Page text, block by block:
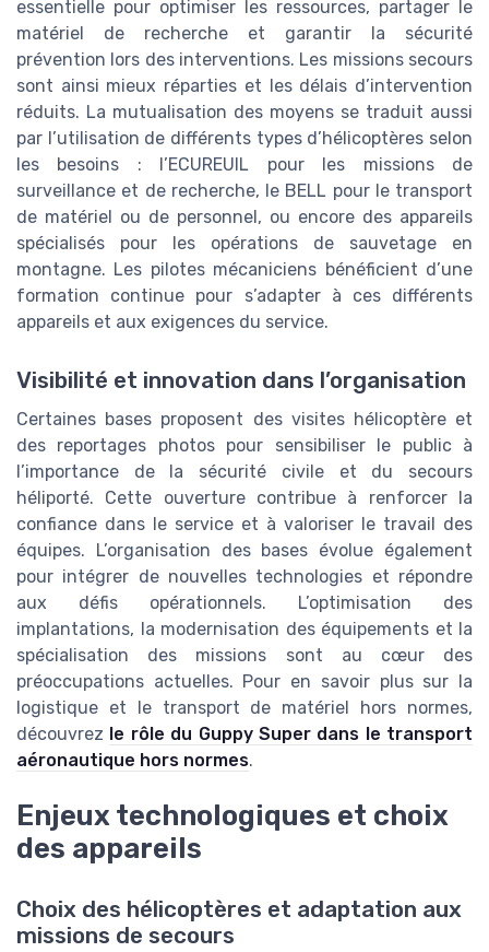
essentielle pour optimiser les ressources, partager le
matériel de recherche et garantir la sécurité
prévention lors des interventions. Les missions secours
sont ainsi mieux réparties et les délais d’intervention
réduits. La mutualisation des moyens se traduit aussi
par l’utilisation de différents types d’hélicoptères selon
les besoins : l’ECUREUIL pour les missions de
surveillance et de recherche, le BELL pour le transport
de matériel ou de personnel, ou encore des appareils
spécialisés pour les opérations de sauvetage en
montagne. Les pilotes mécaniciens bénéficient d’une
formation continue pour s’adapter à ces différents
appareils et aux exigences du service.
Visibilité et innovation dans l’organisation
Certaines bases proposent des visites hélicoptère et
des reportages photos pour sensibiliser le public à
l’importance de la sécurité civile et du secours
héliporté. Cette ouverture contribue à renforcer la
confiance dans le service et à valoriser le travail des
équipes. L’organisation des bases évolue également
pour intégrer de nouvelles technologies et répondre
aux défis opérationnels. L’optimisation des
implantations, la modernisation des équipements et la
spécialisation des missions sont au cœur des
préoccupations actuelles. Pour en savoir plus sur la
logistique et le transport de matériel hors normes,
découvrez le rôle du Guppy Super dans le transport
aéronautique hors normes.
Enjeux technologiques et choix
des appareils
Choix des hélicoptères et adaptation aux
missions de secours